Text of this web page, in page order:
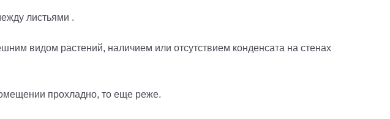
листьями .
видом растений, наличием или отсутствием конденсата на стенах
прохладно, то еще реже.